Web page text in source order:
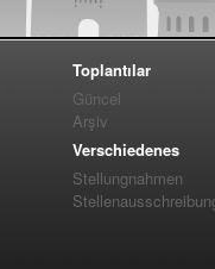
Toplantılar
Güncel
Arşiv
Verschiedenes
Stellungnahmen